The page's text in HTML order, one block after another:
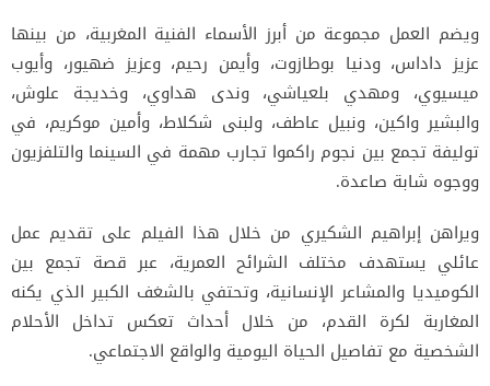
ويضم العمل مجموعة من أبرز الأسماء الفنية المغربية، من بينها
عزيز داداس، ودنيا بوطازوت، وأيمن رحيم، وعزيز ضهيور، وأيوب
ميسيوي، ومهدي بلعياشي، وندى هداوي، وخديجة علوش،
والبشير واكين، ونبيل عاطف، ولبنى شكلاط، وأمين موكريم، في
توليفة تجمع بين نجوم راكموا تجارب مهمة في السينما والتلفزيون
ووجوه شابة صاعدة.
ويراهن إبراهيم الشكيري من خلال هذا الفيلم على تقديم عمل
عائلي يستهدف مختلف الشرائح العمرية، عبر قصة تجمع بين
الكوميديا والمشاعر الإنسانية، وتحتفي بالشغف الكبير الذي يكنه
المغاربة لكرة القدم، من خلال أحداث تعكس تداخل الأحلام
الشخصية مع تفاصيل الحياة اليومية والواقع الاجتماعي.